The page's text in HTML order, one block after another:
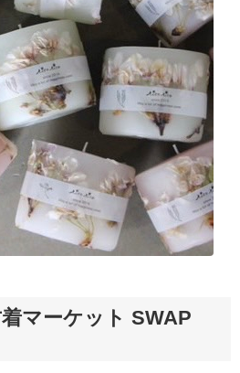
着マーケット SWAP